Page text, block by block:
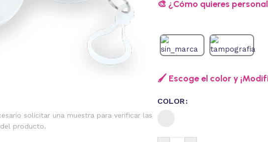
solicitar una muestra para verificar las
producto.
🎨 ¿Cómo quieres
🖌️ Escoge el color y
COLOR